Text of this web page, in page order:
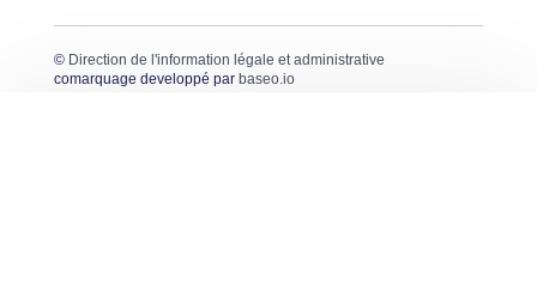
© Direction de l'information légale et administrative
comarquage developpé par baseo.io